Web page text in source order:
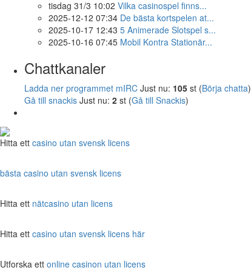
tisdag 31/3 10:02 Vilka casinospel finns...
2025-12-12 07:34 De bästa kortspelen at...
2025-10-17 12:43 5 Animerade Slotspel s...
2025-10-16 07:45 Mobil Kontra Stationär...
Chattkanaler
Ladda ner programmet mIRC Just nu: 105 st (Börja chatta)
Gå till snackis Just nu: 2 st (Gå till Snackis)
Hitta ett casino utan svensk licens
bästa casino utan svensk licens
Hitta ett nätcasino utan licens
Hitta ett casino utan svensk licens här
Utforska ett online casinon utan licens